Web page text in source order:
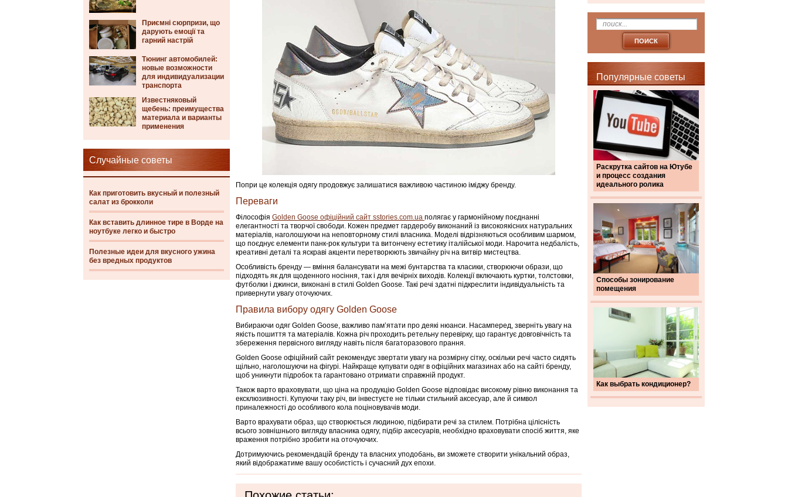
Приємні сюрпризи, що
дарують емоції та
гарний настрій
Тюнинг автомобилей:
новые возможности
для индивидуализации
транспорта
Известняковый
щебень: преимущества
материала и варианты
применения
Случайные советы
Как приготовить вкусный и полезный
салат из брокколи
Как вставить длинное тире в Ворде на
ноутбуке легко и быстро
Полезные идеи для вкусного ужина
без вредных продуктов
Популярные советы
Раскрутка сайтов на Ютубе
и процесс создания
идеального ролика
Способы зонирование
помещения
Как выбрать кондиционер?
Попри це колекція одягу продовжує залишатися важливою частиною іміджу бренду.
Переваги
Філософія Golden Goose офіційний сайт sstories.com.ua полягає у гармонійному поєднанні
елегантності та творчої свободи. Кожен предмет гардеробу виконаний із високоякісних натуральних
матеріалів, наголошуючи на неповторному стилі власника. Моделі відрізняються особливим шармом,
що поєднує елементи панк-рок культури та витончену естетику італійської моди. Нарочита недбалість,
креативні деталі та яскраві акценти перетворюють звичайну річ на витвір мистецтва.
Особливість бренду — вміння балансувати на межі бунтарства та класики, створюючи образи, що
підходять як для щоденного носіння, так і для вечірніх виходів. Колекції включають куртки, толстовки,
футболки і джинси, виконані в стилі Golden Goose. Такі речі здатні підкреслити індивідуальність та
привернути увагу оточуючих.
Правила вибору одягу Golden Goose
Вибираючи одяг Golden Goose, важливо пам’ятати про деякі нюанси. Насамперед, зверніть увагу на
якість пошиття та матеріалів. Кожна річ проходить ретельну перевірку, що гарантує довговічність та
збереження первісного вигляду навіть після багаторазового прання.
Golden Goose офіційний сайт рекомендує звертати увагу на розмірну сітку, оскільки речі часто сидять
щільно, наголошуючи на фігурі. Найкраще купувати одяг в офіційних магазинах або на сайті бренду,
щоб уникнути підробок та гарантовано отримати справжній продукт.
Також варто враховувати, що ціна на продукцію Golden Goose відповідає високому рівню виконання та
ексклюзивності. Купуючи таку річ, ви інвестуєте не тільки стильний аксесуар, але й символ
приналежності до особливого кола поціновувачів моди.
Варто врахувати образ, що створюється людиною, підбирати речі за стилем. Потрібна цілісність
всього зовнішнього вигляду власника одягу, підбір аксесуарів, необхідно враховувати спосіб життя, яке
враження потрібно зробити на оточуючих.
Дотримуючись рекомендацій бренду та власних уподобань, ви зможете створити унікальний образ,
який відображатиме вашу особистість і сучасний дух епохи.